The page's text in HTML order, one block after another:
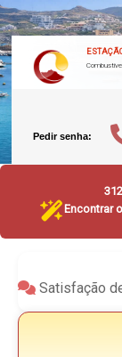
Pedir senha:
Encontrar
Satisfação